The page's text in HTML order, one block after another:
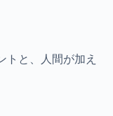
トと、人間が加え